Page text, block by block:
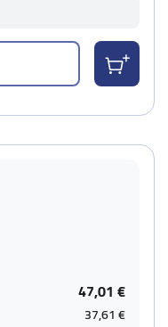
47,01 €
37,61 €